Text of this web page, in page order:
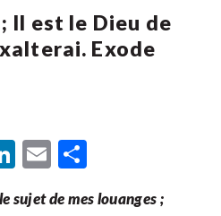
Il est le Dieu de
Exode
LinkedIn
Email
sujet de mes louanges ;